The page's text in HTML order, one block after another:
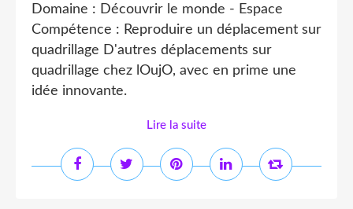
Domaine : Découvrir le monde - Espace
Compétence : Reproduire un déplacement sur
quadrillage D'autres déplacements sur
quadrillage chez lOujO, avec en prime une
idée innovante.
Lire la suite